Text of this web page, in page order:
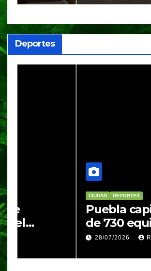
Deportes
Puebla capital recibe
de 730 equipos en el
Festival Máster de
REDACCIÓN